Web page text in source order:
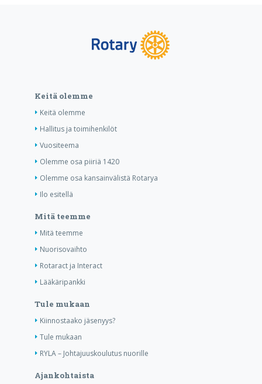
Keitä olemme
Keitä olemme
Hallitus ja toimihenkilöt
Vuositeema
Olemme osa piiriä 1420
Olemme osa kansainvälistä Rotarya
Ilo esitellä
Mitä teemme
Mitä teemme
Nuorisovaihto
Rotaract ja Interact
Lääkäripankki
Tule mukaan
Kiinnostaako jäsenyys?
Tule mukaan
RYLA – Johtajuuskoulutus nuorille
Ajankohtaista